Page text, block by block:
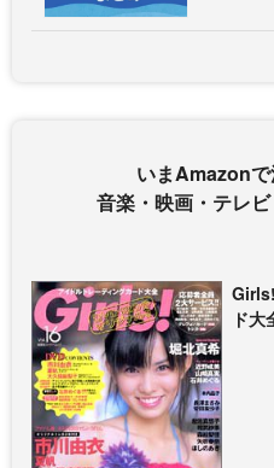
いまAmazon
音楽・映画・テレ
ド